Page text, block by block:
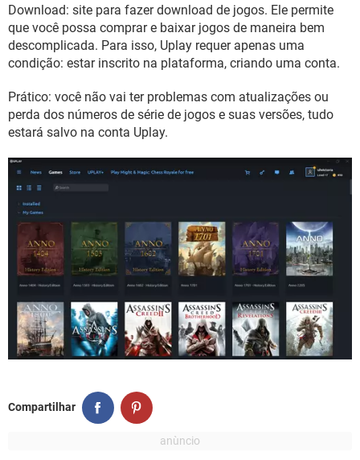
Download: site para fazer download de jogos. Ele permite
que você possa comprar e baixar jogos de maneira bem
descomplicada. Para isso, Uplay requer apenas uma
condição: estar inscrito na plataforma, criando uma conta.
Prático: você não vai ter problemas com atualizações ou
perda dos números de série de jogos e suas versões, tudo
estará salvo na conta Uplay.
Compartilhar